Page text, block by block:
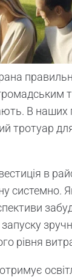
В
тротуар
в
системно.
рівня